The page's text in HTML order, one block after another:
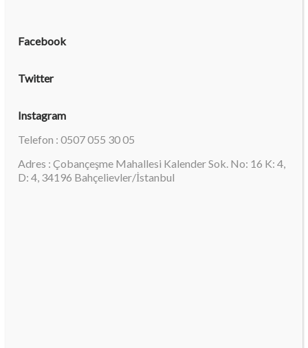
Facebook
Twitter
Instagram
Telefon : 0507 055 30 05
Adres : Çobançeşme Mahallesi Kalender Sok. No: 16 K: 4,
D: 4, 34196 Bahçelievler/İstanbul